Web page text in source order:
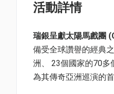
活動詳情
瑞銀呈獻太陽馬戲團
備受全球讚譽的經典
洲、 23個國家的70多
為其傳奇亞洲巡演的